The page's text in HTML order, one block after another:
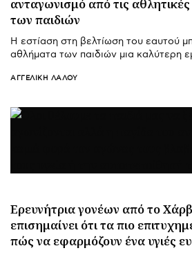
ανταγωνισμό από τις
των παιδιών
Η εστίαση στη βελτίωση του εαυτού
αθλήματα των παιδιών μια καλύτερη
ΑΓΓΕΛΙΚΉ ΛΆΛΟΥ
Ερευνήτρια γονέων από το
επισημαίνει ότι τα πιο
πώς να εφαρμόζουν ένα υγιές